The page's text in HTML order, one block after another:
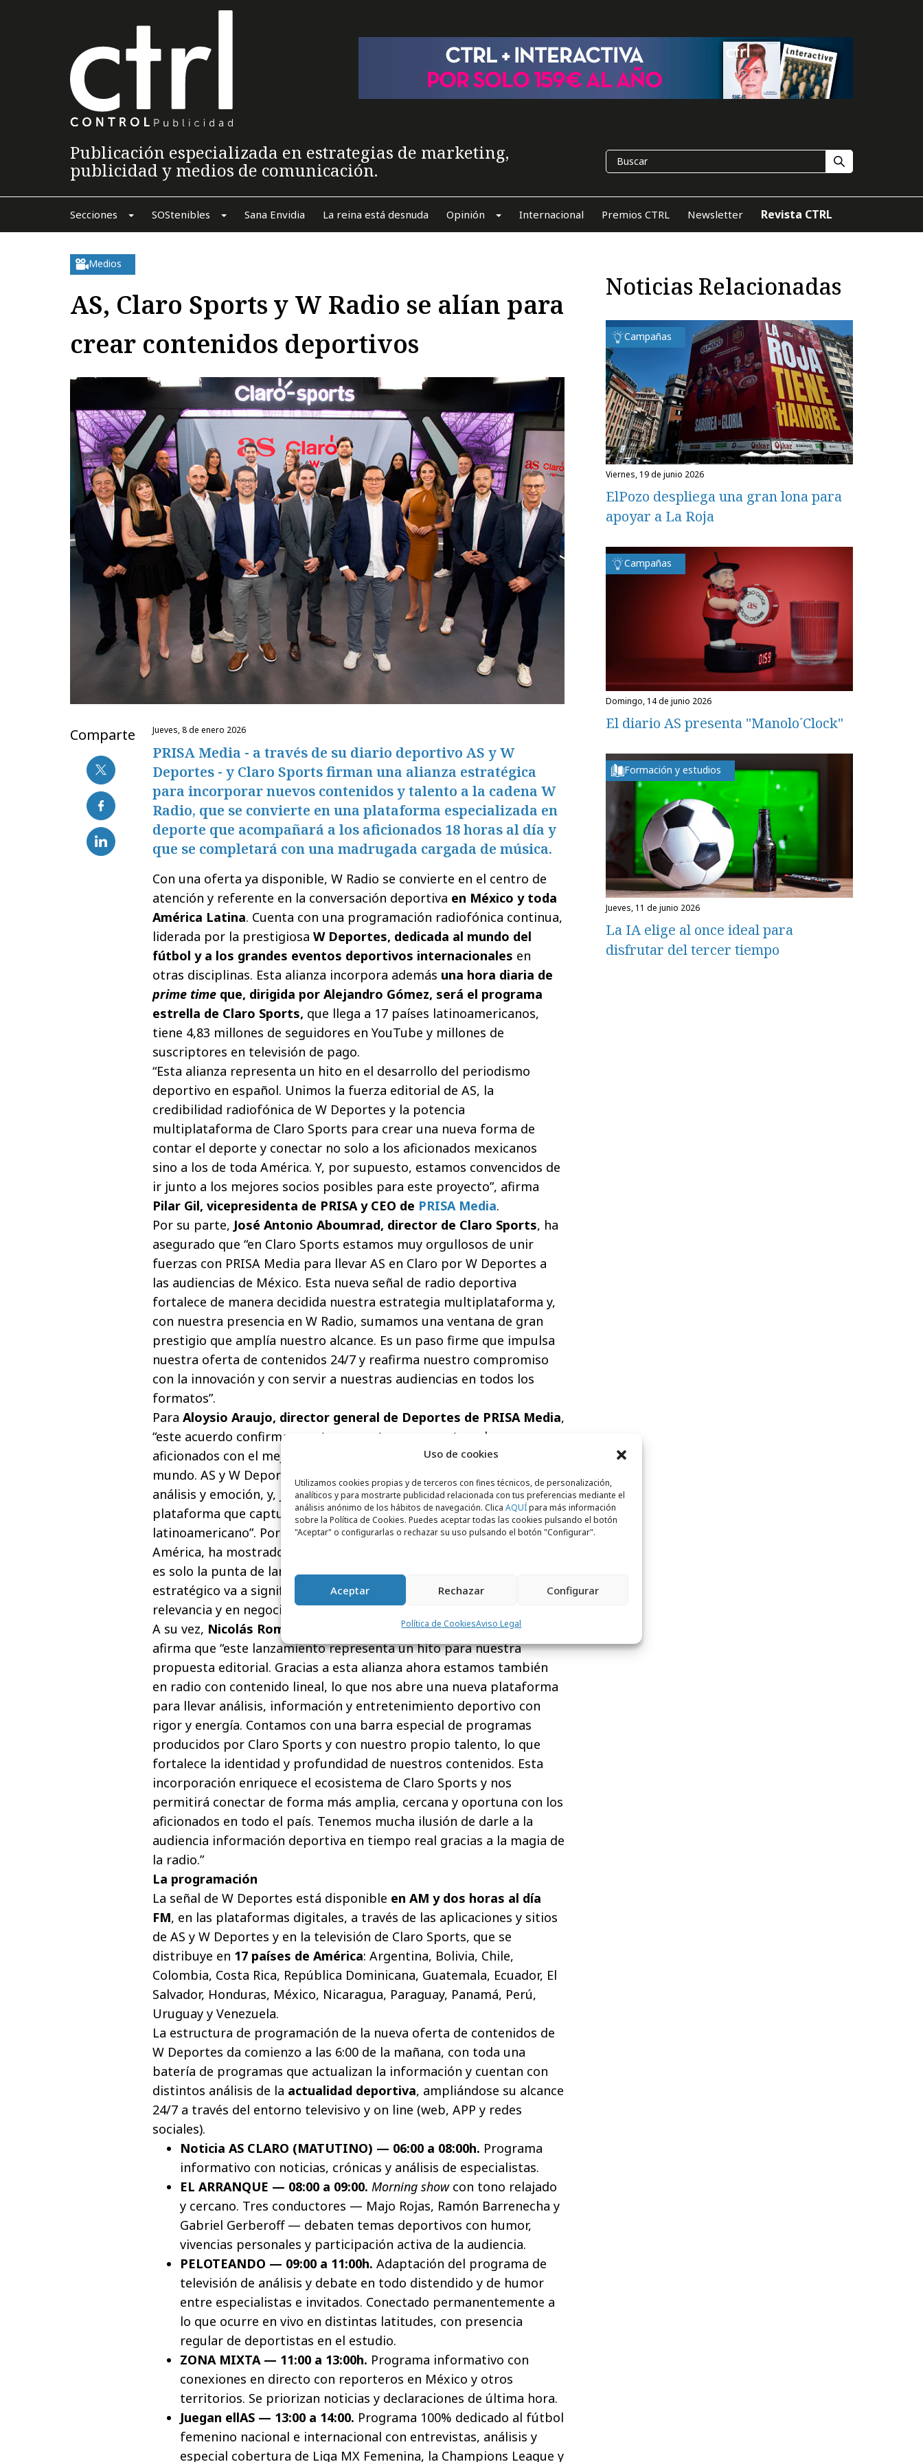
Uso de cookies
Utilizamos cookies propias y de terceros con fines técnicos, de personalización,
analíticos y para mostrarte publicidad relacionada con tus preferencias mediante el
análisis anónimo de los hábitos de navegación. Clica AQUÍpara más información
sobre la Política de Cookies. Puedes aceptar todas las cookies pulsando el botón
"Aceptar" o configurarlas o rechazar su uso pulsando el botón "Configurar".
Aceptar Rechazar Configurar
Política de CookiesAviso Legal
Publicación especializada en estrategias de marketing,
publicidad y medios de comunicación.
Secciones SOStenibles Sana Envidia La reina está desnuda Opinión Internacional Premios CTRL Newsletter Revista CTRL
Medios
AS, Claro Sports y W Radio se alían para
crear contenidos deportivos
Comparte jueves, 8 de enero 2026
PRISA Media - a través de su diario deportivo AS y W
Deportes - y Claro Sports firman una alianza estratégica
para incorporar nuevos contenidos y talento a la cadena W
Radio, que se convierte en una plataforma especializada en
deporte que acompañará a los aficionados 18 horas al día y
que se completará con una madrugada cargada de música.
Con una oferta ya disponible, W Radio se convierte en el centro de
atención y referente en la conversación deportiva en México y toda
América Latina. Cuenta con una programación radiofónica continua,
liderada por la prestigiosa W Deportes, dedicada al mundo del
fútbol y a los grandes eventos deportivos internacionales en
otras disciplinas. Esta alianza incorpora además una hora diaria de
prime time que, dirigida por Alejandro Gómez, será el programa
estrella de Claro Sports, que llega a 17 países latinoamericanos,
tiene 4,83 millones de seguidores en YouTube y millones de
suscriptores en televisión de pago.
“Esta alianza representa un hito en el desarrollo del periodismo
deportivo en español. Unimos la fuerza editorial de AS, la
credibilidad radiofónica de W Deportes y la potencia
multiplataforma de Claro Sports para crear una nueva forma de
contar el deporte y conectar no solo a los aficionados mexicanos
sino a los de toda América. Y, por supuesto, estamos convencidos de
ir junto a los mejores socios posibles para este proyecto”, afirma
Pilar Gil, vicepresidenta de PRISA y CEO de PRISA Media.
Por su parte, José Antonio Aboumrad, director de Claro Sports, ha
asegurado que “en Claro Sports estamos muy orgullosos de unir
fuerzas con PRISA Media para llevar AS en Claro por W Deportes a
las audiencias de México. Esta nueva señal de radio deportiva
fortalece de manera decidida nuestra estrategia multiplataforma y,
con nuestra presencia en W Radio, sumamos una ventana de gran
prestigio que amplía nuestro alcance. Es un paso firme que impulsa
nuestra oferta de contenidos 24/7 y reafirma nuestro compromiso
con la innovación y con servir a nuestras audiencias en todos los
formatos”.
Para Aloysio Araujo, director general de Deportes de PRISA Media,
“este acuerdo confirma nuestra apuesta por conectar a los
aficionados con el mejor contenido deportivo, desde México hacia el
mundo. AS y W Deportes tienen una larga tradición de credibilidad,
análisis y emoción, y, junto a Claro Sports, construiremos una
plataforma que capture el pulso del deporte global con sello
latinoamericano”. Por su parte, Felipe Cabrales, CEO de PRISA Media
América, ha mostrado su entusiasmo por este proyecto: “El deporte
es solo la punta de lanza de todo lo que nuestro nuevo plan
estratégico va a significar para hacer tangible, en audiencia, en
relevancia y en negocio, la visión de PRISA Media en y por América”.
A su vez, Nicolás Romay, director de Contenidos de Claro Sports
afirma que “este lanzamiento representa un hito para nuestra
propuesta editorial. Gracias a esta alianza ahora estamos también
en radio con contenido lineal, lo que nos abre una nueva plataforma
para llevar análisis, información y entretenimiento deportivo con
rigor y energía. Contamos con una barra especial de programas
producidos por Claro Sports y con nuestro propio talento, lo que
fortalece la identidad y profundidad de nuestros contenidos. Esta
incorporación enriquece el ecosistema de Claro Sports y nos
permitirá conectar de forma más amplia, cercana y oportuna con los
aficionados en todo el país. Tenemos mucha ilusión de darle a la
audiencia información deportiva en tiempo real gracias a la magia de
la radio.”
La programación
La señal de W Deportes está disponible en AM y dos horas al día
FM, en las plataformas digitales, a través de las aplicaciones y sitios
de AS y W Deportes y en la televisión de Claro Sports, que se
distribuye en 17 países de América: Argentina, Bolivia, Chile,
Colombia, Costa Rica, República Dominicana, Guatemala, Ecuador, El
Salvador, Honduras, México, Nicaragua, Paraguay, Panamá, Perú,
Uruguay y Venezuela.
La estructura de programación de la nueva oferta de contenidos de
W Deportes da comienzo a las 6:00 de la mañana, con toda una
batería de programas que actualizan la información y cuentan con
distintos análisis de la actualidad deportiva, ampliándose su alcance
24/7 a través del entorno televisivo y on line (web, APP y redes
sociales).
Noticia AS CLARO (MATUTINO) — 06:00 a 08:00h. Programa
informativo con noticias, crónicas y análisis de especialistas.
EL ARRANQUE — 08:00 a 09:00. Morning showcon tono relajado
y cercano. Tres conductores — Majo Rojas, Ramón Barrenecha y
Gabriel Gerberoff — debaten temas deportivos con humor,
vivencias personales y participación activa de la audiencia.
PELOTEANDO — 09:00 a 11:00h. Adaptación del programa de
televisión de análisis y debate en todo distendido y de humor
entre especialistas e invitados. Conectado permanentemente a
lo que ocurre en vivo en distintas latitudes, con presencia
regular de deportistas en el estudio.
ZONA MIXTA — 11:00 a 13:00h. Programa informativo con
conexiones en directo con reporteros en México y otros
territorios. Se priorizan noticias y declaraciones de última hora.
Juegan ellAS — 13:00 a 14:00. Programa 100% dedicado al fútbol
femenino nacional e internacional con entrevistas, análisis y
especial cobertura de Liga MX Femenina, la Champions League y
Noticias Relacionadas
Campañas
viernes, 19 de junio 2026
ElPozo despliega una gran lona para
apoyar a La Roja
Campañas
domingo, 14 de junio 2026
El diario AS presenta "Manolo´Clock"
Formación y estudios
jueves, 11 de junio 2026
La IA elige al once ideal para
disfrutar del tercer tiempo